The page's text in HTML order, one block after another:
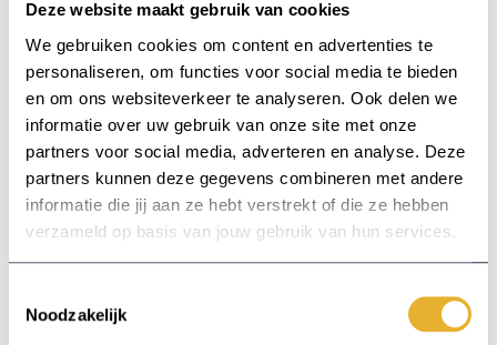
Deze website maakt gebruik van cookies
We gebruiken cookies om content en advertenties te
personaliseren, om functies voor social media te bieden
en om ons websiteverkeer te analyseren. Ook delen we
informatie over uw gebruik van onze site met onze
partners voor social media, adverteren en analyse. Deze
partners kunnen deze gegevens combineren met andere
informatie die jij aan ze hebt verstrekt of die ze hebben
verzameld op basis van jouw gebruik van hun services.
Noodzakelijk
Conclusie over de
toekomst van
digitale
leeroplossingen
voor opleidingsmanagers en coördinatoren.
Door in te spelen op technologische innovaties